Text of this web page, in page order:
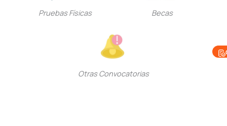
Pruebas Físicas Becas
Otras Convocatorias